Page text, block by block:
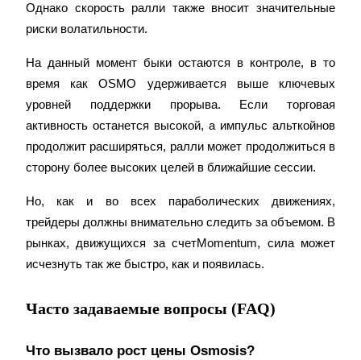
Однако скорость ралли также вносит значительные
риски волатильности.
На данный момент быки остаются в контроле, в то
время как OSMO удерживается выше ключевых
уровней поддержки прорыва. Если торговая
активность останется высокой, а импульс альткойнов
продолжит расширяться, ралли может продолжиться в
сторону более высоких целей в ближайшие сессии.
Но, как и во всех параболических движениях,
трейдеры должны внимательно следить за объемом. В
рынках, движущихся за счетMomentum, сила может
исчезнуть так же быстро, как и появилась.
Часто задаваемые вопросы (FAQ)
Что вызвало рост цены Osmosis?